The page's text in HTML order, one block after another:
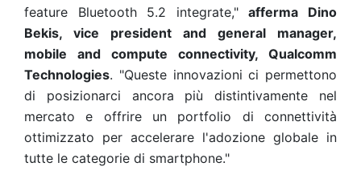
feature Bluetooth 5.2 integrate,"afferma Dino
Bekis, vice president and general manager,
mobile and compute connectivity, Qualcomm
Technologies. "Queste innovazioni ci permettono
di posizionarci ancora più distintivamente nel
mercato e offrire un portfolio di connettività
ottimizzato per accelerare l'adozione globale in
tutte le categorie di smartphone."